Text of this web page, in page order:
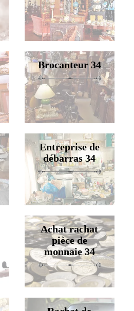
Brocanteur 34
Entreprise de
débarras 34
Achat rachat
pièce de
monnaie 34